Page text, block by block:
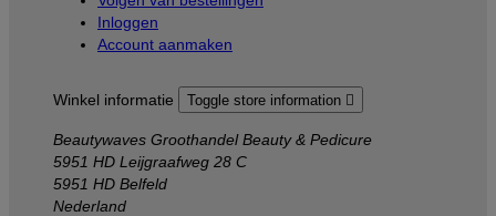
Inloggen
Account aanmaken
Winkel informatie Toggle store information 
Beautywaves Groothandel Beauty & Pedicure
5951 HD Leijgraafweg 28 C
5951 HD Belfeld
Nederland